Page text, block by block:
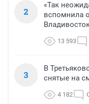
2
«Так
вспомнила
13 593
3
В
снятые на
4 182